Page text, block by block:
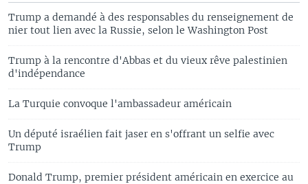
Trump a demandé à des responsables du renseignement de
nier tout lien avec la Russie, selon le Washington Post
Trump à la rencontre d'Abbas et du vieux rêve palestinien
d'indépendance
La Turquie convoque l'ambassadeur américain
Un député israélien fait jaser en s'offrant un selfie avec
Trump
Donald Trump, premier président américain en exercice au